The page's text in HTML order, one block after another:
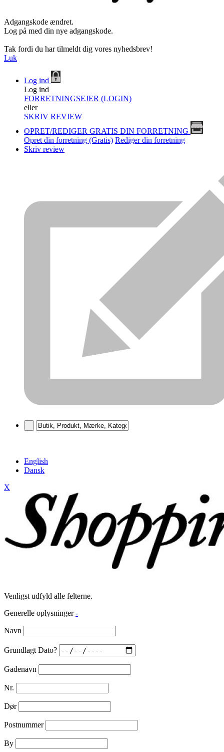
Adgangskode ændret.
Log på med din nye adgangskode.
Tak fordi du har tilmeldt dig vores nyhedsbrev!
Luk
Log ind
Log ind
FORRETNINGSEJER (LOGIN)
eller
SKRIV REVIEW
OPRET/REDIGER GRATIS DIN FORRETNING
Opret din forretning (Gratis) Rediger din forretning
Skriv review
English
Dansk
X
Venligst udfyld alle felterne.
Generelle oplysninger -
Navn
Grundlagt Dato?
Gadenavn
Nr.
Dør
Postnummer
By